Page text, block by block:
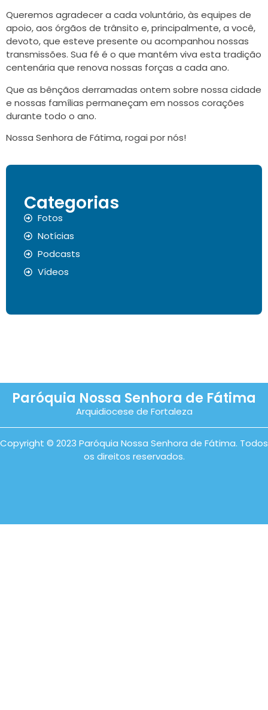
Queremos agradecer a cada voluntário, às equipes de
apoio, aos órgãos de trânsito e, principalmente, a você,
devoto, que esteve presente ou acompanhou nossas
transmissões. Sua fé é o que mantém viva esta tradição
centenária que renova nossas forças a cada ano.
Que as bênçãos derramadas ontem sobre nossa cidade
e nossas famílias permaneçam em nossos corações
durante todo o ano.
Nossa Senhora de Fátima, rogai por nós!
Categorias
Fotos
Notícias
Podcasts
Vídeos
Paróquia Nossa Senhora de Fátima
Arquidiocese de Fortaleza
Copyright © 2023 Paróquia Nossa Senhora de Fátima. Todos
os direitos reservados.